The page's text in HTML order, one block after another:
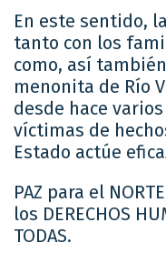
En este sentido,
tanto con los
como, así
menonita de Río
desde hace
víctimas de
Estado actúe
PAZ para el
los DERECHOS
TODAS.